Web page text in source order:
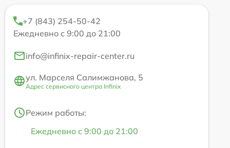
+7 (843) 254-50-42
Ежедневно с 9:00 до 21:00
info@infinix-repair-center.ru
ул. Марселя Салимжанова, 5
Адрес сервисного центра Infinix
Режим работы:
Ежедневно с 9:00 до 21:00